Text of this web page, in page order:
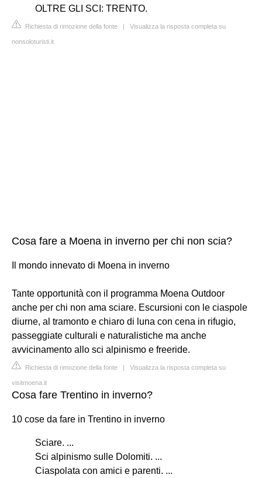
OLTRE GLI SCI: TRENTO.
Richiesta di rimozione della fonte | Visualizza la risposta completa su
nonsoloturisti.it
Cosa fare a Moena in inverno per chi non scia?
Il mondo innevato di Moena in inverno
Tante opportunità con il programma Moena Outdoor
anche per chi non ama sciare. Escursioni con le ciaspole
diurne, al tramonto e chiaro di luna con cena in rifugio,
passeggiate culturali e naturalistiche ma anche
avvicinamento allo sci alpinismo e freeride.
Richiesta di rimozione della fonte | Visualizza la risposta completa su
visitmoena.it
Cosa fare Trentino in inverno?
10 cose da fare in Trentino in inverno
Sciare. ...
Sci alpinismo sulle Dolomiti. ...
Ciaspolata con amici e parenti. ...